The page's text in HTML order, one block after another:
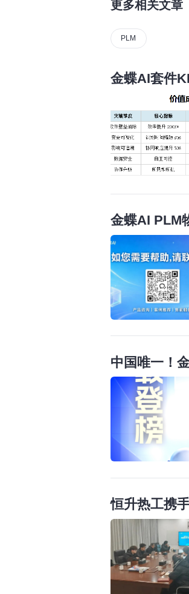
更多相关文章
PLM
金蝶AI套件
金蝶AI PLM
中国唯一！
恒升热工携